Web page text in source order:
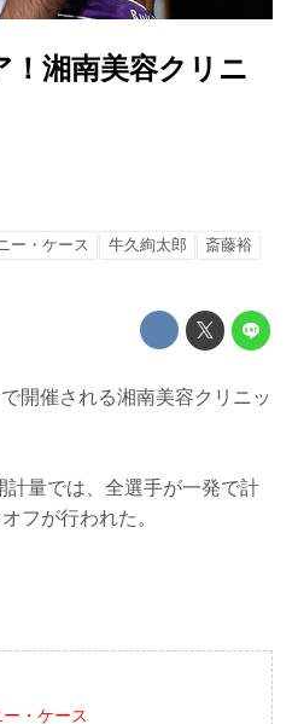
湘南美容クリニ
ー・ケース 牛久絢太郎
斎藤裕
開催される湘南美容クリニッ
量では、全選手が一発で計
フが行われた。
・ケース